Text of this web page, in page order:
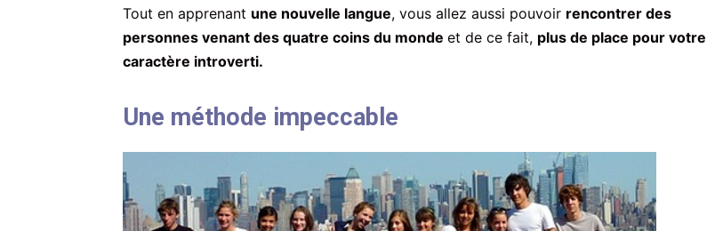
Tout en apprenant une nouvelle langue, vous allez aussi pouvoir rencontrer des
personnes venant des quatre coins du monde et de ce fait, plus de place pour votre
caractère introverti.
Une méthode impeccable